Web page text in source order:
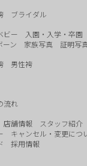
ブライダル
ビー
入園・入学・卒園
ーン 家族写真
証明写
男性袴
流れ
店舗情報
スタッフ紹介
キャンセル・変更につ
採用情報